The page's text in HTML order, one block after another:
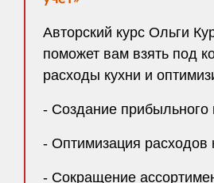
Авторский курс Ольги
поможет вам взять под
расходы кухни и
- Создание
- Оптимизация расходов
- Сокращение